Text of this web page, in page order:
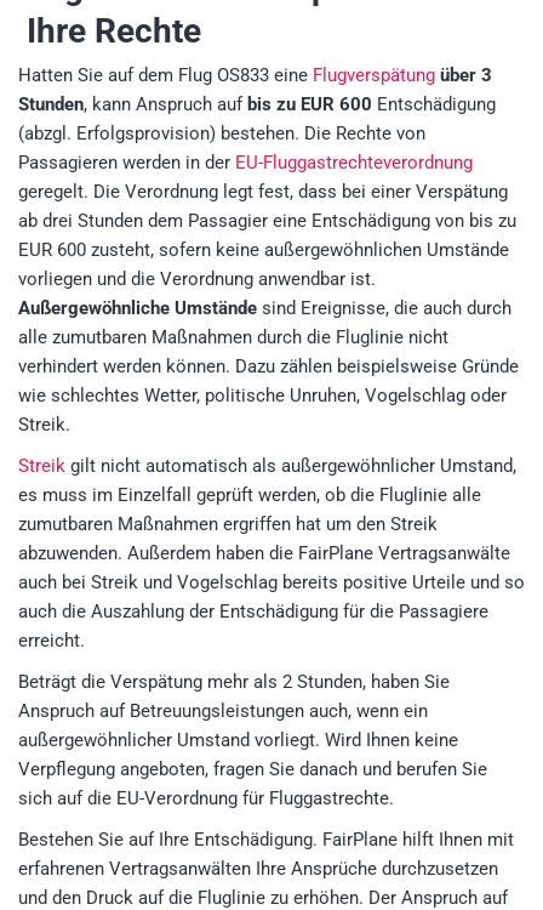
Ihre Rechte
Hatten Sie auf dem Flug OS833 eine Flugverspätung über 3
Stunden, kann Anspruch auf bis zu EUR 600 Entschädigung
(abzgl. Erfolgsprovision) bestehen. Die Rechte von
Passagieren werden in der EU-Fluggastrechteverordnung
geregelt. Die Verordnung legt fest, dass bei einer Verspätung
ab drei Stunden dem Passagier eine Entschädigung von bis zu
EUR 600 zusteht, sofern keine außergewöhnlichen Umstände
vorliegen und die Verordnung anwendbar ist.
Außergewöhnliche Umstände sind Ereignisse, die auch durch
alle zumutbaren Maßnahmen durch die Fluglinie nicht
verhindert werden können. Dazu zählen beispielsweise Gründe
wie schlechtes Wetter, politische Unruhen, Vogelschlag oder
Streik.
Streik gilt nicht automatisch als außergewöhnlicher Umstand,
es muss im Einzelfall geprüft werden, ob die Fluglinie alle
zumutbaren Maßnahmen ergriffen hat um den Streik
abzuwenden. Außerdem haben die FairPlane Vertragsanwälte
auch bei Streik und Vogelschlag bereits positive Urteile und so
auch die Auszahlung der Entschädigung für die Passagiere
erreicht.
Beträgt die Verspätung mehr als 2 Stunden, haben Sie
Anspruch auf Betreuungsleistungen auch, wenn ein
außergewöhnlicher Umstand vorliegt. Wird Ihnen keine
Verpflegung angeboten, fragen Sie danach und berufen Sie
sich auf die EU-Verordnung für Fluggastrechte.
Bestehen Sie auf Ihre Entschädigung. FairPlane hilft Ihnen mit
erfahrenen Vertragsanwälten Ihre Ansprüche durchzusetzen
und den Druck auf die Fluglinie zu erhöhen. Der Anspruch auf